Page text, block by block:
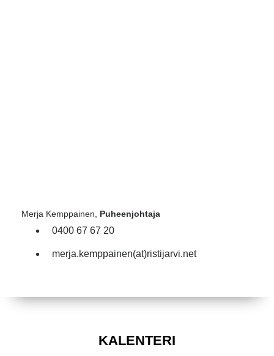
Merja Kemppainen, Puheenjohtaja
0400 67 67 20
merja.kemppainen(at)ristijarvi.net
KALENTERI